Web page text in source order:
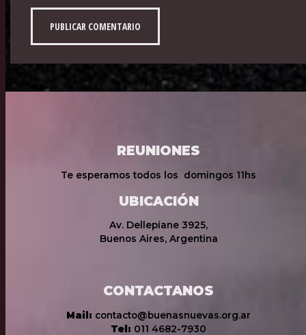
REUNIONES
Te esperamos todos los domingos 11hs
UBICACIÓN
Av. Dellepiane 3925,
Buenos Aires, Argentina
CONTACTANOS
Mail: contacto@buenasnuevas.org.ar
Tel: 011 4682-7930